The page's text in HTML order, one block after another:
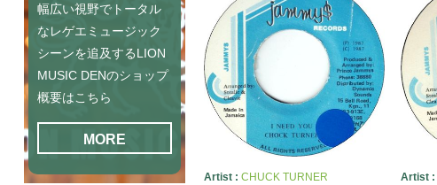
Artist :CHUCK TURNER
Artist :
幅広い視野でトータル
なレゲエミュージック
シーンを追及するLION
MUSIC DENのショップ
概要はこちら
MORE